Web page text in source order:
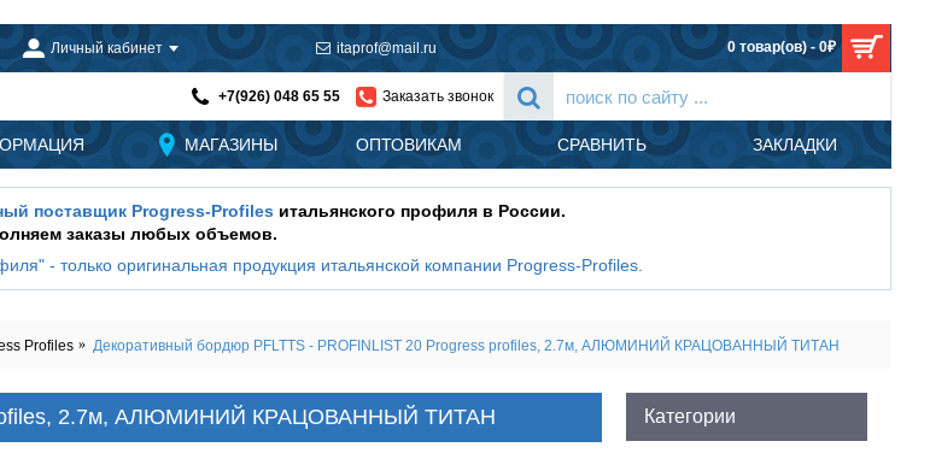
Личный кабинет itaprof@mail.ru 0 товар(ов) - 0₽
+7(926) 048 65 55 Заказать звонок
МАГАЗИНЫ ОПТОВИКАМ СРАВНИТЬ ЗАКЛАДКИ
поставщик Progress-Profiles итальянского профиля в России.
заказы любых объемов.
- только оригинальная продукция итальянской компании Progress-Profiles.
Profiles Декоративный бордюр PFLTTS - PROFINLIST 20 Progress profiles, 2.7м, АЛЮМИНИЙ КРАЦОВАННЫЙ ТИТАН
Категории
profiles, 2.7м, АЛЮМИНИЙ КРАЦОВАННЫЙ ТИТАН